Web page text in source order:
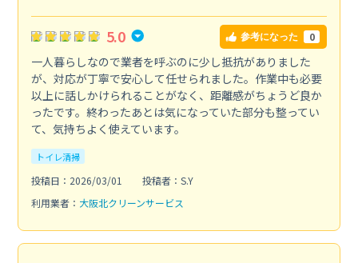
5.0 参考になった 0
一人暮らしなので業者を呼ぶのに少し抵抗がありました
が、対応が丁寧で安心して任せられました。作業中も必要
以上に話しかけられることがなく、距離感がちょうど良か
ったです。終わったあとは気になっていた部分も整ってい
て、気持ちよく使えています。
トイレ清掃
投稿日：2026/03/01
投稿者：S.Y
利用業者： 大阪北クリーンサービス